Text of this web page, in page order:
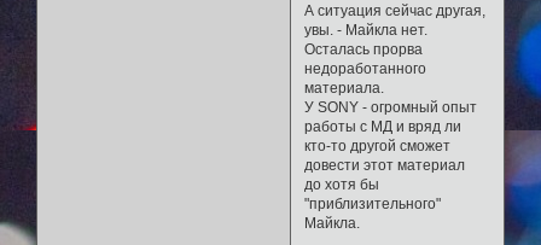
А ситуация сейчас другая,
увы. - Майкла нет.
Осталась прорва
недоработанного
материала.
У SONY - огромный опыт
работы с МД и вряд ли
кто-то другой сможет
довести этот материал
до хотя бы
"приблизительного"
Майкла.